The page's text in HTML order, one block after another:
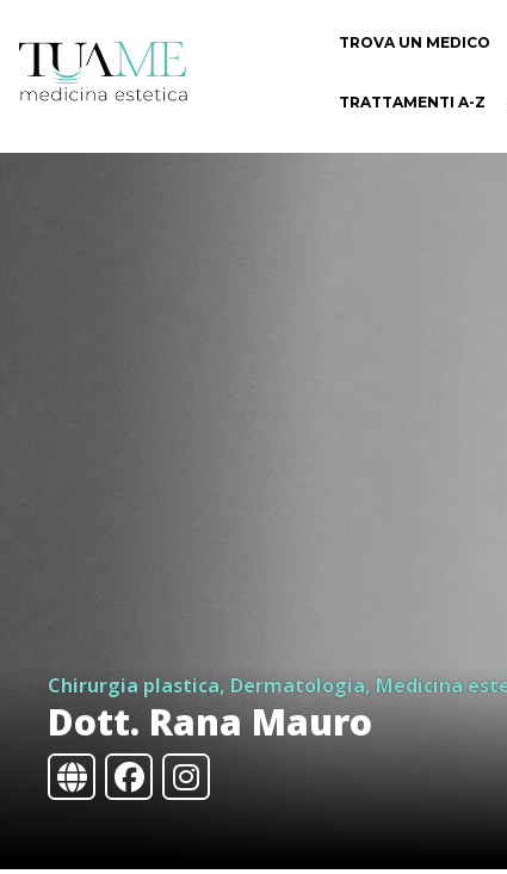
TROVA UN MEDICO
TRATTAMENTI A-Z
Chirurgia plastica, Dermatologia, Medicina
Dott. Rana Mauro